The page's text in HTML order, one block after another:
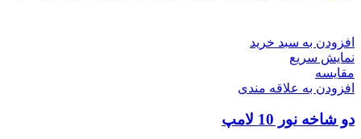
افزودن به سبد خرید
نمایش سریع
مقايسه
افزودن به علاقه مندی
دو شاخه نور 10 لامپ